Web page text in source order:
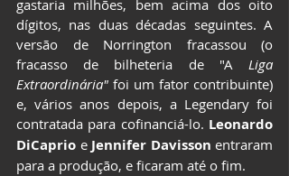
gastaria milhões, bem acima dos oito
dígitos, nas duas décadas seguintes. A
versão de Norrington fracassou (o
fracasso de bilheteria de "A Liga
Extraordinária" foi um fator contribuinte)
e, vários anos depois, a Legendary foi
contratada para cofinanciá-lo. Leonardo
DiCaprio e Jennifer Davisson entraram
para a produção, e ficaram até o fim.